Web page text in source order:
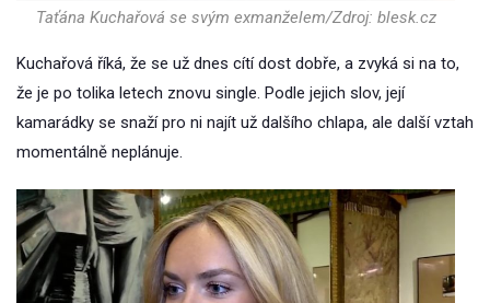
Taťána Kuchařová se svým exmanželem/Zdroj: blesk.cz
Kuchařová říká, že se už dnes cítí dost dobře, a zvyká si na to,
že je po tolika letech znovu single. Podle jejich slov, její
kamarádky se snaží pro ni najít už dalšího chlapa, ale další vztah
momentálně neplánuje.